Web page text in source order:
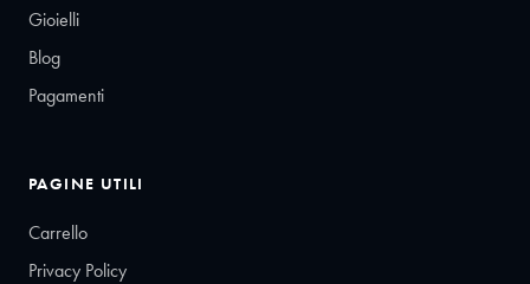
Gioielli
Blog
Pagamenti
PAGINE UTILI
Carrello
Privacy Policy